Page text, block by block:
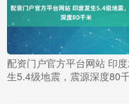
配资门户官方平台网站 印
生5.4级地震，震源深度80